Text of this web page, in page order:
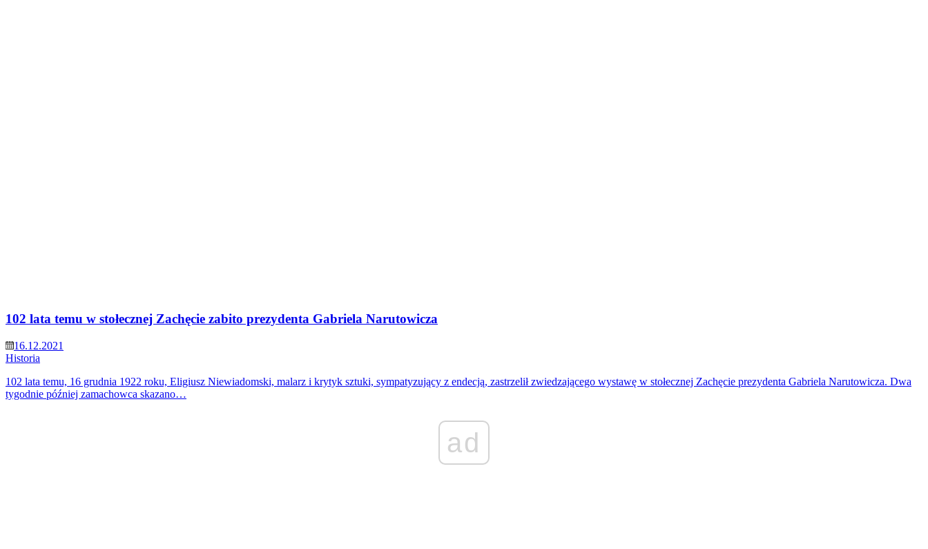
102 lata temu w stołecznej Zachęcie zabito prezydenta Gabriela Narutowicza
16.12.2021
Historia
102 lata temu, 16 grudnia 1922 roku, Eligiusz Niewiadomski, malarz i krytyk sztuki, sympatyzujący z endecją, zastrzelił zwiedzającego wystawę w stołecznej Zachęcie prezydenta Gabriela Narutowicza. Dwa
tygodnie później zamachowca skazano…
ad